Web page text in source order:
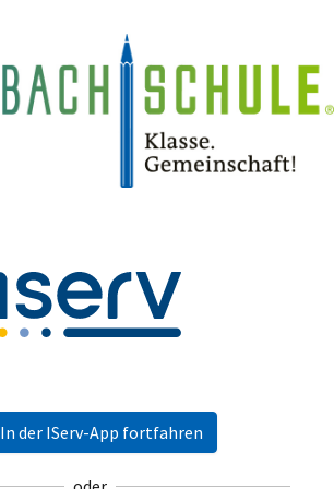
In der IServ-App fortfahren